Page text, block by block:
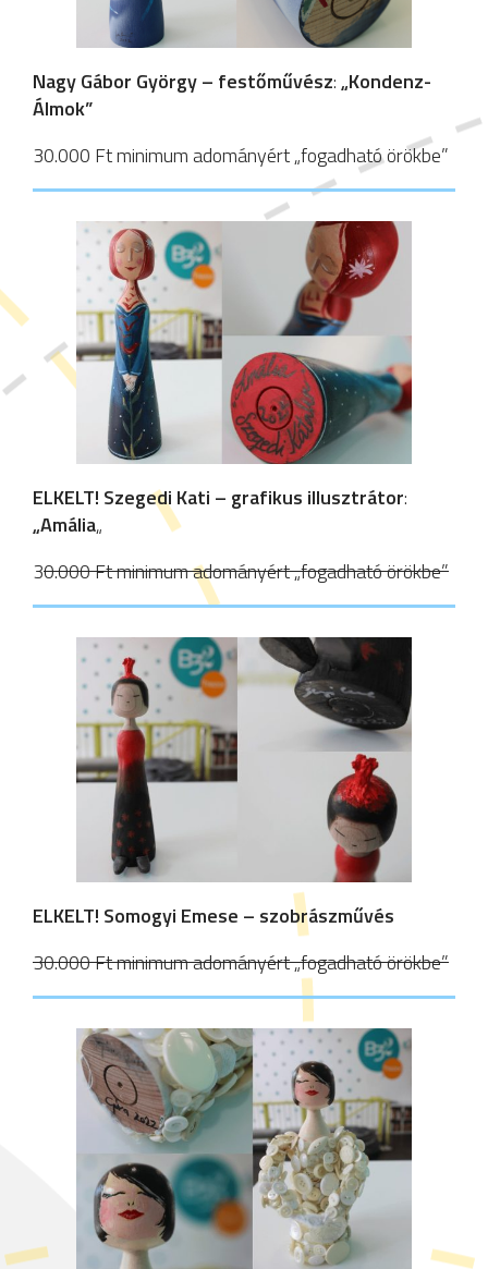
Nagy Gábor György – festőművész:„Kondenz-
Álmok”
30.000 Ft minimum adományért „fogadható örökbe”
ELKELT! Szegedi Kati – grafikus illusztrátor:
„Amália„
30.000 Ft minimum adományért „fogadható örökbe”
ELKELT! Somogyi Emese – szobrászművés
30.000 Ft minimum adományért „fogadható örökbe”